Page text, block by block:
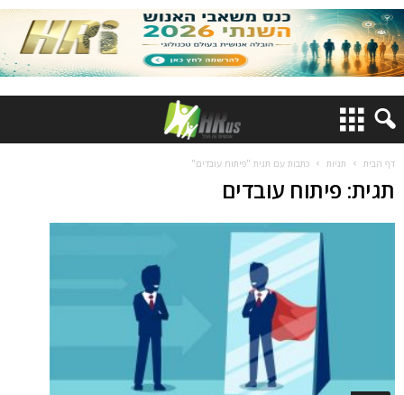
דף הבית תגיות כתבות עם תגית "פיתוח עובדים"
תגית: פיתוח עובדים